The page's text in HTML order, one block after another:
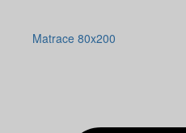
Matrace 80x200